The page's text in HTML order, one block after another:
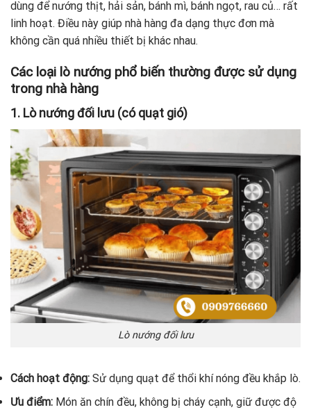
dùng để nướng thịt, hải sản, bánh mì, bánh ngọt, rau củ… rất
linh hoạt. Điều này giúp nhà hàng đa dạng thực đơn mà
không cần quá nhiều thiết bị khác nhau.
Các loại lò nướng phổ biến thường được sử dụng
trong nhà hàng
1. Lò nướng đối lưu (có quạt gió)
Lò nướng đối lưu
Cách hoạt động: Sử dụng quạt để thổi khí nóng đều khắp lò.
Ưu điểm: Món ăn chín đều, không bị cháy cạnh, giữ được độ